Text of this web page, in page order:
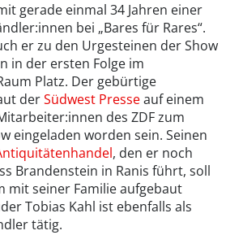
gerade einmal 34 Jahren einer
bei „Bares für Rares“.
er zu den Urgesteinen der Show
in der ersten Folge im
Platz. Der gebürtige
derSüdwest Presseauf einem
des ZDF zum
eingeladen worden sein. Seinen
, den er noch
Brandenstein in Ranis führt, soll
mit seiner Familie aufgebaut
Tobias Kahl ist ebenfalls als
tätig.